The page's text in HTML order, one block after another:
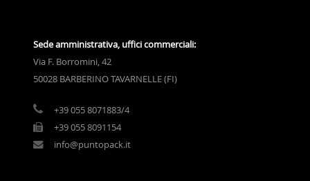
Sede amministrativa, uffici commerciali:
Via F. Borromini, 42
50028 BARBERINO TAVARNELLE (FI)
+39 055 8071883/4
+39 055 8091154
info@puntopack.it